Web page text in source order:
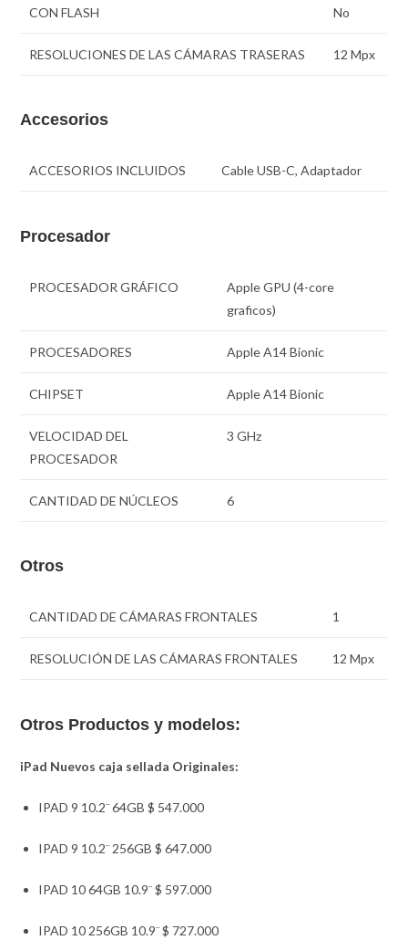
CON FLASH No
RESOLUCIONES DE LAS CÁMARAS TRASERAS 12 Mpx
Accesorios
ACCESORIOS INCLUIDOS Cable USB-C, Adaptador
Procesador
PROCESADOR GRÁFICO
Apple GPU (4-core
graficos)
PROCESADORES Apple A14 Bionic
CHIPSET Apple A14 Bionic
VELOCIDAD DEL
PROCESADOR
3 GHz
CANTIDAD DE NÚCLEOS 6
Otros
CANTIDAD DE CÁMARAS FRONTALES 1
RESOLUCIÓN DE LAS CÁMARAS FRONTALES 12 Mpx
Otros Productos y modelos:
iPad Nuevos caja sellada Originales:
IPAD 9 10.2¨ 64GB $ 547.000
IPAD 9 10.2¨ 256GB $ 647.000
IPAD 10 64GB 10.9¨ $ 597.000
IPAD 10 256GB 10.9¨ $ 727.000